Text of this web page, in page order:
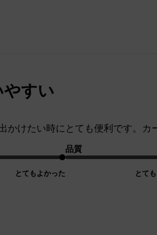
すい
かけたい時にとても便利です。カ
とてもよかった
品質
とて